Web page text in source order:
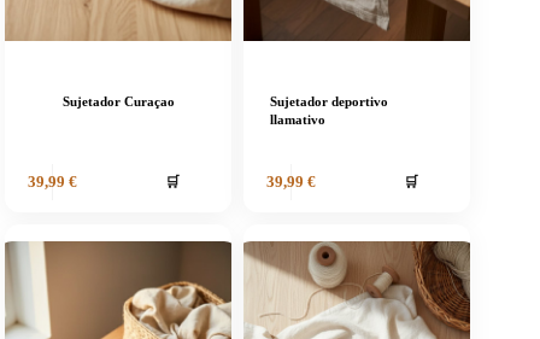
Sujetador Curaçao
39,99 € 🛒
Sujetador deportivo
llamativo
39,99 € 🛒